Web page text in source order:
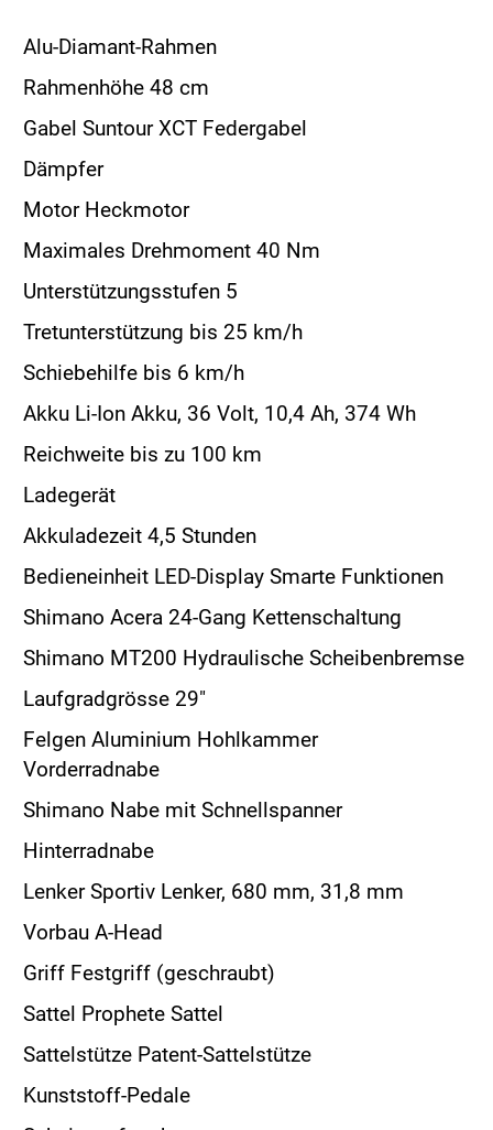
Alu-Diamant-Rahmen
Rahmenhöhe 48 cm
Gabel Suntour XCT Federgabel
Dämpfer
Motor Heckmotor
Maximales Drehmoment 40 Nm
Unterstützungsstufen 5
Tretunterstützung bis 25 km/h
Schiebehilfe bis 6 km/h
Akku Li-Ion Akku, 36 Volt, 10,4 Ah, 374 Wh
Reichweite bis zu 100 km
Ladegerät
Akkuladezeit 4,5 Stunden
Bedieneinheit LED-Display Smarte Funktionen
Shimano Acera 24-Gang Kettenschaltung
Shimano MT200 Hydraulische Scheibenbremse
Laufgradgrösse 29"
Felgen Aluminium Hohlkammer
Vorderradnabe
Shimano Nabe mit Schnellspanner
Hinterradnabe
Lenker Sportiv Lenker, 680 mm, 31,8 mm
Vorbau A-Head
Griff Festgriff (geschraubt)
Sattel Prophete Sattel
Sattelstütze Patent-Sattelstütze
Kunststoff-Pedale